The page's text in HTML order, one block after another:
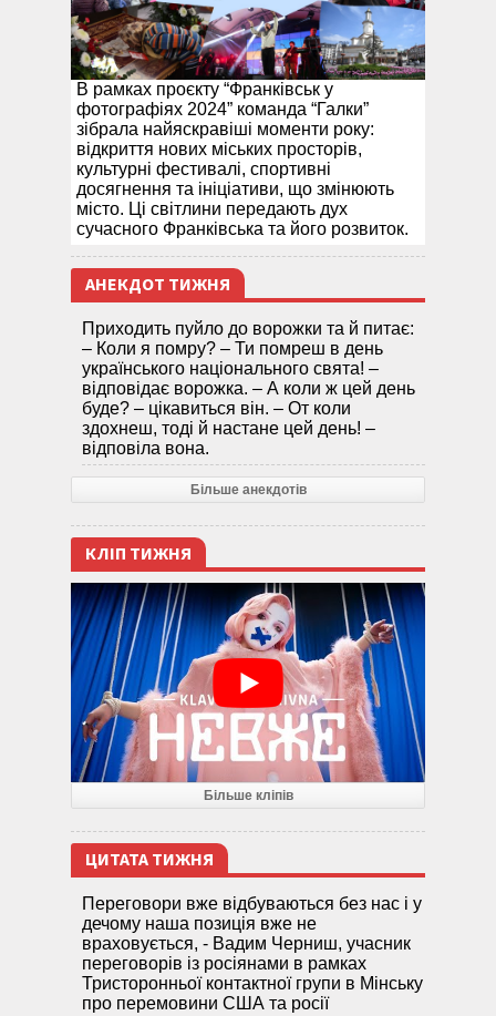
В рамках проєкту “Франківськ у
фотографіях 2024” команда “Галки”
зібрала найяскравіші моменти року:
відкриття нових міських просторів,
культурні фестивалі, спортивні
досягнення та ініціативи, що змінюють
місто. Ці світлини передають дух
сучасного Франківська та його розвиток.
АНЕКДОТ ТИЖНЯ
Приходить пуйло до ворожки та й питає:
– Коли я помру? – Ти помреш в день
українського національного свята! –
відповідає ворожка. – А коли ж цей день
буде? – цікавиться він. – От коли
здохнеш, тоді й настане цей день! –
відповіла вона.
Більше анекдотів
КЛІП ТИЖНЯ
Більше кліпів
ЦИТАТА ТИЖНЯ
Переговори вже відбуваються без нас і у
дечому наша позиція вже не
враховується, - Вадим Черниш, учасник
переговорів із росіянами в рамках
Тристоронньої контактної групи в Мінську
про перемовини США та росії